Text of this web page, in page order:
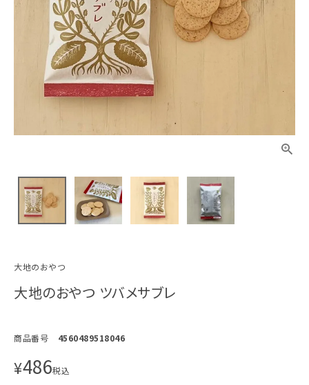
大地のおやつ
大地のおやつ ツバメサブレ
商品番号 4560489518046
¥486税込